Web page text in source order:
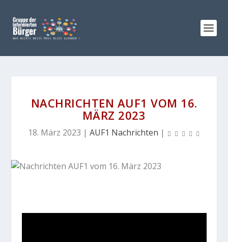
NACHRICHTEN AUF1 VOM 16.
MÄRZ 2023
18. März 2023 | AUF1 Nachrichten |